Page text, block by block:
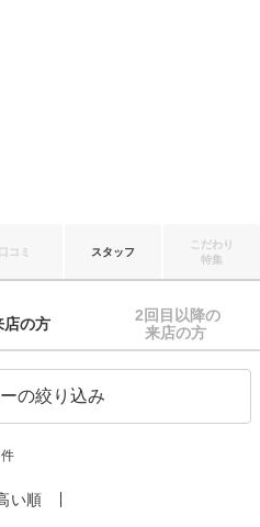
口コミ スタッフ
こだわり
特集
店の方
2回目以降の
来店の方
の絞り込み
プ
じる
件
い順